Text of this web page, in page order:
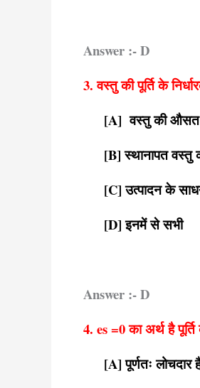
Answer :- D
3. वस्तु की पूर्ति के
[A] वस्तु की औसत
[B] स्थानापत वस्तु
[C] उत्पादन के
[D] इनमें से सभी
Answer :- D
4. es =0 का अर्थ है
[A] पूर्णतः लोचदार